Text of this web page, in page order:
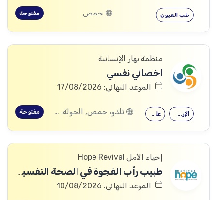
طب العيون حمص مفتوحة
منظمة بهار الإنسانية
اخصائي نفسي
الموعد النهائي: 17/08/2026
علم النفس الإرشاد النفسي تلدو، حمص, الحولة، حمص مفتوحة
إحياء الأمل Hope Revival
طبيب رأب الفجوة في الصحة النفسية (mhGAP Doctor)
الموعد النهائي: 10/08/2026